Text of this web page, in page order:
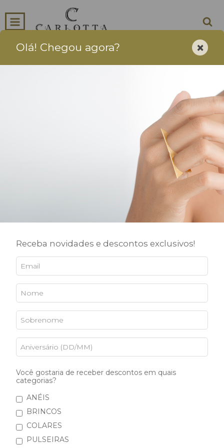
CARRINHO
Pulseira Square Matchá
Pulseira Square Matchá
x deR$97,00sem juros
5% de descontopagando com Boleto
VER MEIOS DE PAGAMENTO
Olá! Chegou agora? ×
Receba novidades e descontos exclusivos!
Você gostaria de receber descontos em quais
categorias?
ANÉIS
BRINCOS
COLARES
PULSEIRAS